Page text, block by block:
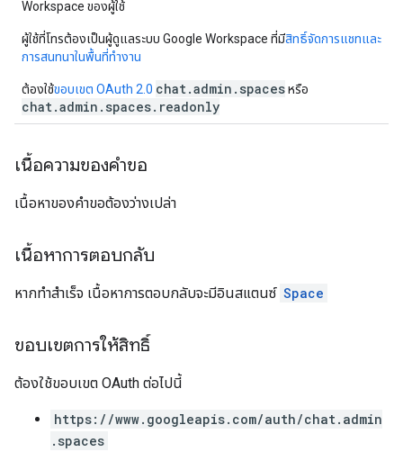
Workspace ของผู้ใช้
ผู้ใช้ที่โทรต้องเป็นผู้ดูแลระบบ Google Workspace ที่มีสิทธิ์จัดการแชทและ
การสนทนาในพื้นที่ทำงาน
ต้องใช้ขอบเขต OAuth 2.0 chat.admin.spacesหรือ
chat.admin.spaces.readonly
เนื้อความของคำขอ
เนื้อหาของคำขอต้องว่างเปล่า
เนื้อหาการตอบกลับ
หากทำสำเร็จ เนื้อหาการตอบกลับจะมีอินสแตนซ์ Space
ขอบเขตการให้สิทธิ์
ต้องใช้ขอบเขต OAuth ต่อไปนี้
https://www.googleapis.com/auth/chat.admin
.spaces